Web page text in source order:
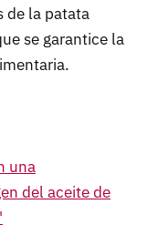
de la patata
se garantice la
una
del aceite de